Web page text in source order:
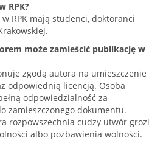
RPK?
RPK mają studenci, doktoranci
może zamieścić publikację w
zgodą autora na umieszczenie
odpowiednią licencją. Osoba
odpowiedzialność za
zamieszczonego dokumentu.
rozpowszechnia cudzy utwór grozi
albo pozbawienia wolności.